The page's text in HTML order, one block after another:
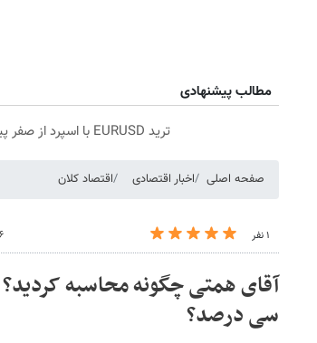
مطالب پیشنهادی
ترید EURUSD با اسپرد از صفر پیپ
صفحه اصلی اخبار اقتصادی اقتصاد کلان
۱ نفر ۲۶
سی درصد؟